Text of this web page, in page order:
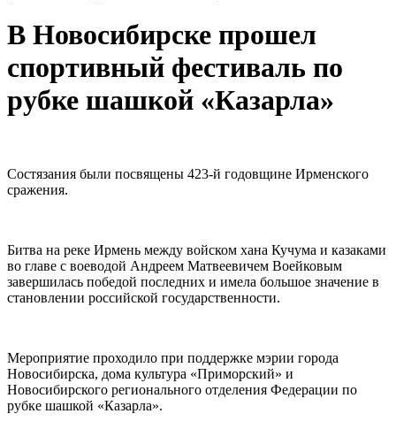
В Новосибирске прошел
спортивный фестиваль по
рубке шашкой «Казарла»
Состязания были посвящены 423-й годовщине Ирменского
сражения.
Битва на реке Ирмень между войском хана Кучума и казаками
во главе с воеводой Андреем Матвеевичем Воейковым
завершилась победой последних и имела большое значение в
становлении российской государственности.
Мероприятие проходило при поддержке мэрии города
Новосибирска, дома культура «Приморский» и
Новосибирского регионального отделения Федерации по
рубке шашкой «Казарла».